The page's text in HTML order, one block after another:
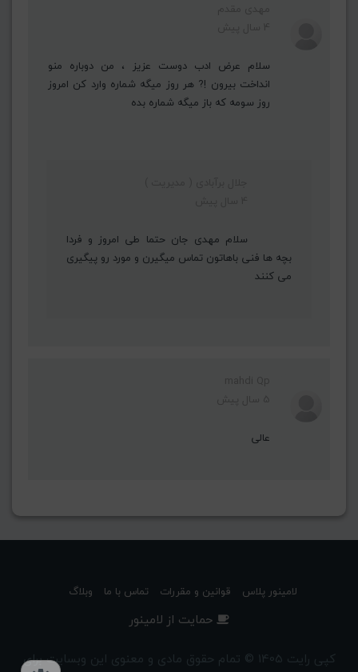
سلام عرض ادب دوست عزیز ، من دوباره منو
انداخت بیرون !? هر روز میگه شماره وارد کن امروز
روز سومه که باز میگه شماره بده
سلام مهدی جان حتما طی امروز و فردا
بچه ها فنی باهاتون تماس میگیرن و مورد رو پیگیری
می کنند
عالی
لامینور پلاس قوانین و مقررات تماس با ما وبلاگ
حمایت از لامینور
کپی رایت 1405 © تمام حقوق مادی و معنوی این وبسایت برای